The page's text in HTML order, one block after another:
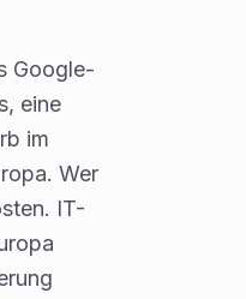
Google-
eine
im
Wer
IT-